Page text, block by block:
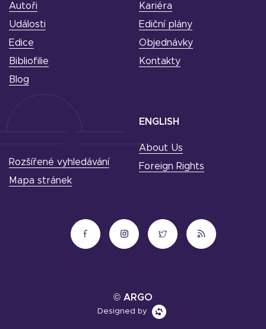
Autoři
Události
Edice
Bibliofilie
Blog
Kariéra
Ediční plány
Objednávky
Kontakty
ENGLISH
About Us
Foreign Rights
Rozšířené vyhledávání
Mapa stránek
© ARGO
Designed by